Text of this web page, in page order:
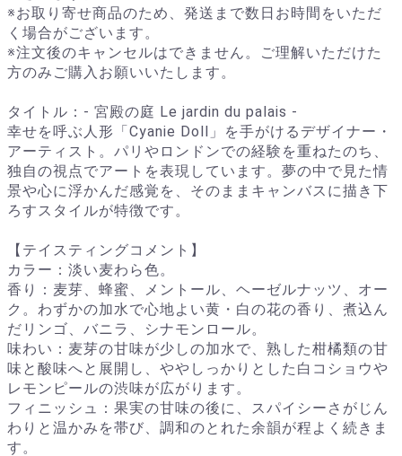
※お取り寄せ商品のため、発送まで数日お時間をいただ
く場合がございます。
※注文後のキャンセルはできません。ご理解いただけた
方のみご購入お願いいたします。
タイトル：- 宮殿の庭 Le jardin du palais -
幸せを呼ぶ人形「Cyanie Doll」を手がけるデザイナー・
アーティスト。パリやロンドンでの経験を重ねたのち、
独自の視点でアートを表現しています。夢の中で見た情
景や心に浮かんだ感覚を、そのままキャンバスに描き下
ろすスタイルが特徴です。
【テイスティングコメント】
カラー：淡い麦わら色。
香り：麦芽、蜂蜜、メントール、ヘーゼルナッツ、オー
ク。わずかの加水で心地よい黄・白の花の香り、煮込ん
だリンゴ、バニラ、シナモンロール。
味わい：麦芽の甘味が少しの加水で、熟した柑橘類の甘
味と酸味へと展開し、ややしっかりとした白コショウや
レモンピールの渋味が広がります。
フィニッシュ：果実の甘味の後に、スパイシーさがじん
わりと温かみを帯び、調和のとれた余韻が程よく続きま
す。